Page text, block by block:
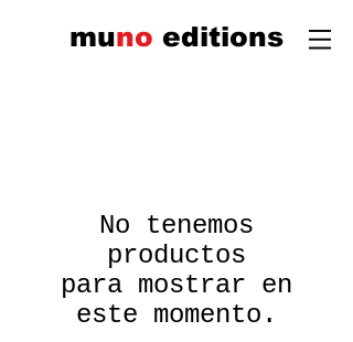
muno editions
No tenemos
productos
para mostrar en
este momento.